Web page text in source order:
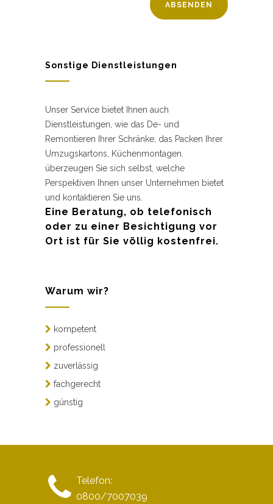
Sonstige Dienstleistungen
Unser Service bietet Ihnen auch
Dienstleistungen, wie das De- und
Remontieren Ihrer Schränke, das Packen Ihrer
Umzugskartons, Küchenmontagen.
überzeugen Sie sich selbst, welche
Perspektiven Ihnen unser Unternehmen bietet
und kontaktieren Sie uns.
Eine Beratung, ob telefonisch
oder zu einer Besichtigung vor
Ort ist für Sie völlig kostenfrei.
Warum wir?
kompetent
professionell
zuverlässig
fachgerecht
günstig
Telefon:
0800/7007039